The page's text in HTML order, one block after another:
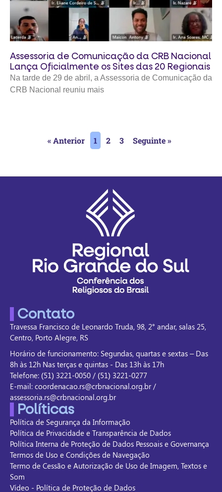
Assessoria de Comunicação da CRB Nacional
Lança Oficialmente os Sites das 20 Regionais
Na tarde de 29 de abril, a Assessoria de Comunicação da
CRB Nacional reuniu mais
« Anterior 1 2 3 Seguinte »
Contato
Travessa Francisco de Leonardo Truda, 98, 2° andar, salas 25,
Centro, Porto Alegre, RS
Horário de funcionamento: Segundas, quartas e sextas – Das
8h às 12h Nas terças e quintas - Das 13h às 17h
Telefone: (51) 3221-0050 / (51) 3221-0277
E-mail: coordenacao.rs@crbnacional.org.br /
assessoria.rs@crbnacional.org.br
Políticas
Política de Segurança da Informação
Política de Privacidade e Transparência de Dados
Política Interna de Proteção de Dados Pessoais e Governança
Termos de Uso e Condições de Navegação
Termo de Cessão e Autorização de Uso de Imagem, Textos e
Som
Vídeo - Política de Proteção de Dados